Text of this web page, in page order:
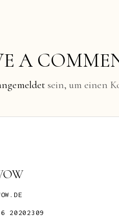
A
sein, um einen
20202309